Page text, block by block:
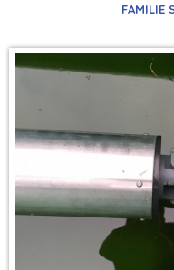
FAMILIE